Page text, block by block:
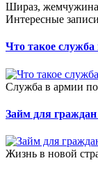
Шираз, жемчужина
Интересные записи
Что такое
Служба в армии
Займ для
Жизнь в новой